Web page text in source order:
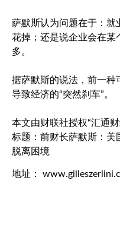
萨默斯认为问题在于：就
花掉；还是说企业会在某
多。
据萨默斯的说法，前一种
导致经济的“突然刹车”。
本文由财联社授权“汇通
标题：前财长萨默斯：美
脱离困境
地址：